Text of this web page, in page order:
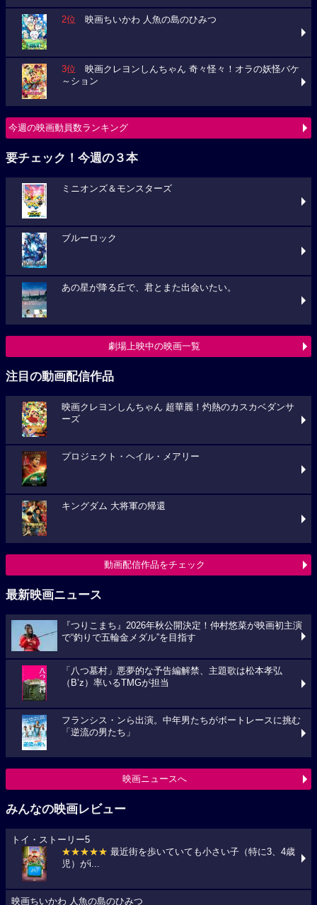
2位 映画ちいかわ 人魚の島のひみつ
3位 映画クレヨンしんちゃん 奇々怪々！オラの妖怪バケ
～ション
今週の映画動員数ランキング
要チェック！今週の３本
ミニオンズ＆モンスターズ
ブルーロック
あの星が降る丘で、君とまた出会いたい。
劇場上映中の映画一覧
注目の動画配信作品
映画クレヨンしんちゃん 超華麗！灼熱のカスカベダンサ
ーズ
プロジェクト・ヘイル・メアリー
キングダム 大将軍の帰還
動画配信作品をチェック
最新映画ニュース
『つりこまち』2026年秋公開決定！仲村悠菜が映画初主演
で“釣りで五輪金メダル”を目指す
「八つ墓村」悪夢的な予告編解禁、主題歌は松本孝弘
（B’z）率いるTMGが担当
フランシス・ンら出演。中年男たちがボートレースに挑む
「逆流の男たち」
映画ニュースへ
みんなの映画レビュー
トイ・ストーリー5
★★★★★ 最近街を歩いていても小さい子（特に3、4歳
児）がi...
映画ちいかわ 人魚の島のひみつ